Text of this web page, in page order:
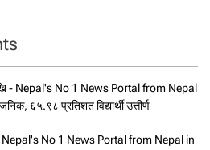
- Nepal's No 1 News Portal from Nepal
६५.९८ प्रतिशत विद्यार्थी उत्तीर्ण
- Nepal's No 1 News Portal from Nepal in